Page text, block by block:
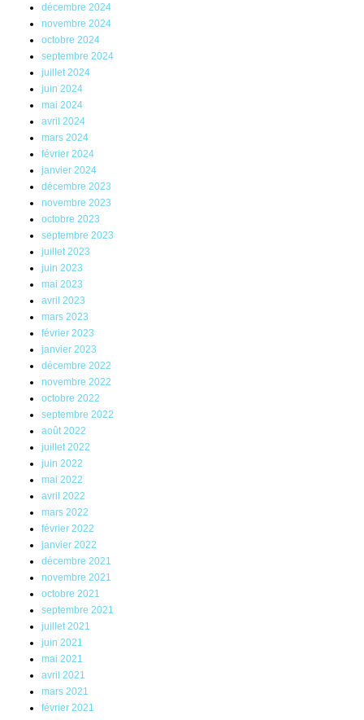
décembre 2024
novembre 2024
octobre 2024
septembre 2024
juillet 2024
juin 2024
mai 2024
avril 2024
mars 2024
février 2024
janvier 2024
décembre 2023
novembre 2023
octobre 2023
septembre 2023
juillet 2023
juin 2023
mai 2023
avril 2023
mars 2023
février 2023
janvier 2023
décembre 2022
novembre 2022
octobre 2022
septembre 2022
août 2022
juillet 2022
juin 2022
mai 2022
avril 2022
mars 2022
février 2022
janvier 2022
décembre 2021
novembre 2021
octobre 2021
septembre 2021
juillet 2021
juin 2021
mai 2021
avril 2021
mars 2021
février 2021